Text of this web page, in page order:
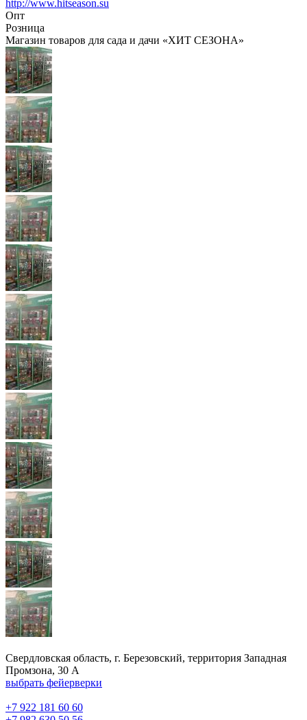
http://www.hitseason.su
Опт
Розница
Магазин товаров для сада и дачи «ХИТ СЕЗОНА»
Свердловская область, г. Березовский, территория Западная
Промзона, 30 А
выбрать фейерверки
+7 922 181 60 60